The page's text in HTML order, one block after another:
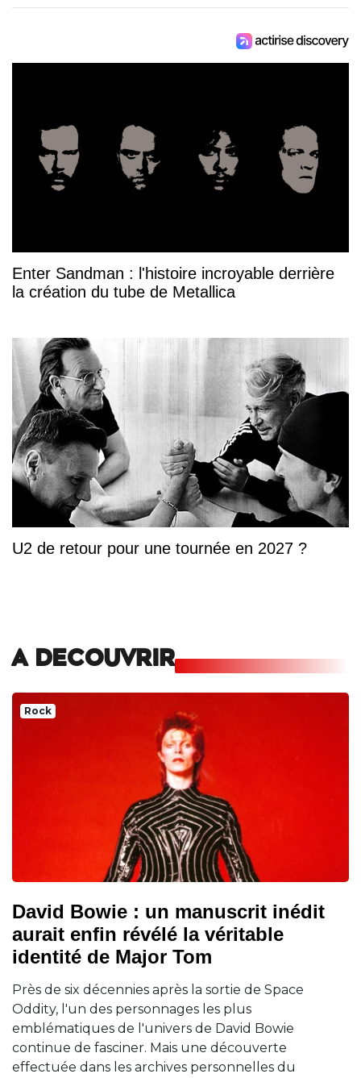
Enter Sandman : l'histoire incroyable derrière
la création du tube de Metallica
U2 de retour pour une tournée en 2027 ?
A DECOUVRIR
Rock
David Bowie : un manuscrit inédit
aurait enfin révélé la véritable
identité de Major Tom
Près de six décennies après la sortie de Space
Oddity, l'un des personnages les plus
emblématiques de l'univers de David Bowie
continue de fasciner. Mais une découverte
effectuée dans les archives personnelles du